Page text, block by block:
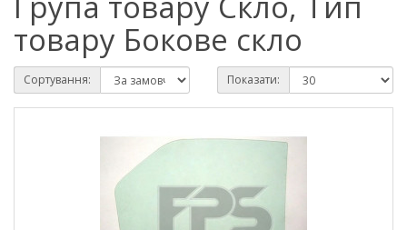
товару Бокове скло
Сортування: Показати: